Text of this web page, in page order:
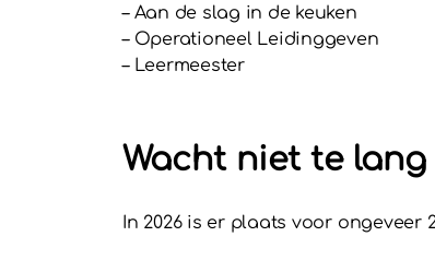
– Aan de slag in de keuken
– Operationeel Leidinggeven
– Leermeester
Wacht niet te lang
In 2026 is er plaats voor ongeveer